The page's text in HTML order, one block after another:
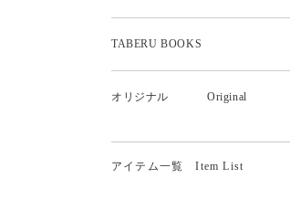
TABERU BOOKS
オリジナル Original
アイテム一覧 Item List